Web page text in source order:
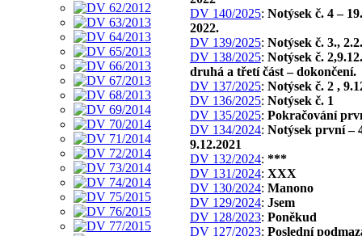
DV 140/2025: Notýsek č. 4 –
2022.
DV 139/2025: Notýsek č. 3.,
DV 138/2025: Notýsek č.
druhá a třetí část – dokončení.
DV 137/2025: Notýsek č. 2 ,
DV 136/2025: Notýsek č. 1
DV 135/2025: Pokračování
DV 134/2024: Notýsek první –
9.12.2021
DV 132/2024: ***
DV 131/2024: XXX
DV 130/2024: Manono
DV 129/2024: Jsem
DV 128/2023: Poněkud
DV 127/2023: Poslední